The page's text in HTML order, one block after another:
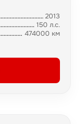
2013
150 л.с.
474000 км